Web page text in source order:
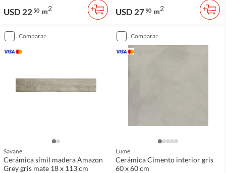
USD 22 50 m2 USD 2790 m2
comparar
Savane
Cerámica símil madera Amazon
Grey gris mate 18 x 113 cm
comparar
Lume
Cerámica Cimento interior gris
60 x 60 cm